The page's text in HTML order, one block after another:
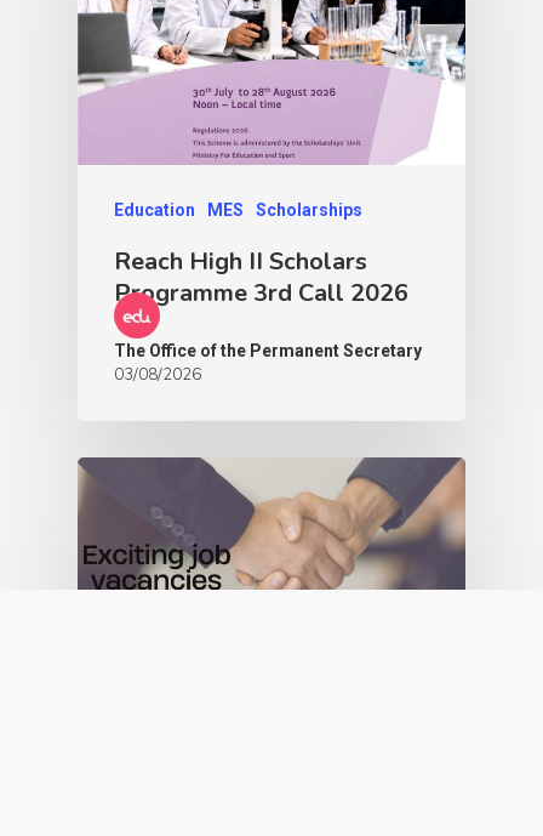
Education MES Scholarships
Reach High II Scholars
Programme 3rd Call 2026
The Office of the Permanent Secretary
03/08/2026